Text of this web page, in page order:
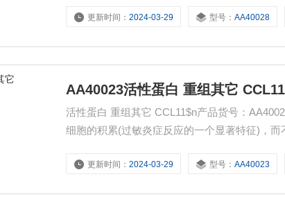
更新时间：2024-03-29 型号：AA40028
AA40023活性蛋白 重组其它 CCL11
活性蛋白 重组其它 CCL11$n产品货号：
细胞的积累(过敏炎症反应的一个显著特征)，
更新时间：2024-03-29 型号：AA40023